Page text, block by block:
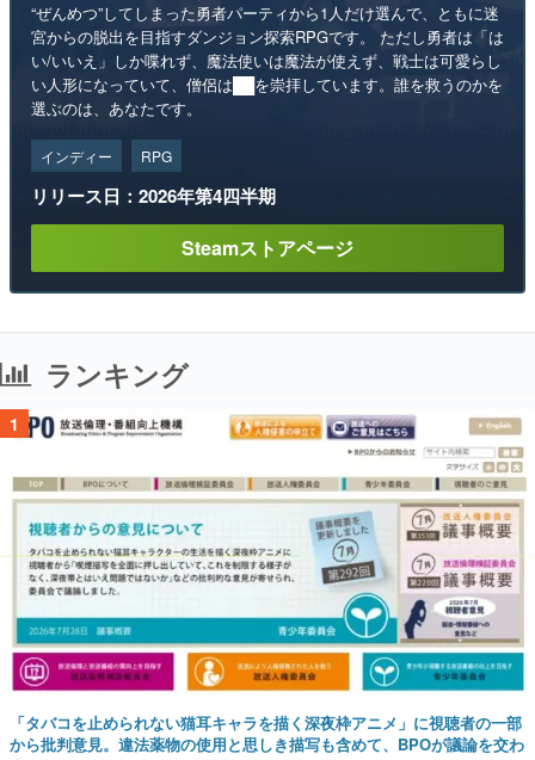
“ぜんめつ”してしまった勇者パーティから1人だけ選んで、ともに迷
宮からの脱出を目指すダンジョン探索RPGです。 ただし勇者は「は
い/いいえ」しか喋れず、魔法使いは魔法が使えず、戦士は可愛らし
い人形になっていて、僧侶は██を崇拝しています。誰を救うのかを
選ぶのは、あなたです。
インディー RPG
リリース日：2026年第4四半期
Steamストアページ
ランキング
1
「タバコを止められない猫耳キャラを描く深夜枠アニメ」に視聴者の一部
から批判意見。違法薬物の使用と思しき描写も含めて、BPOが議論を交わ